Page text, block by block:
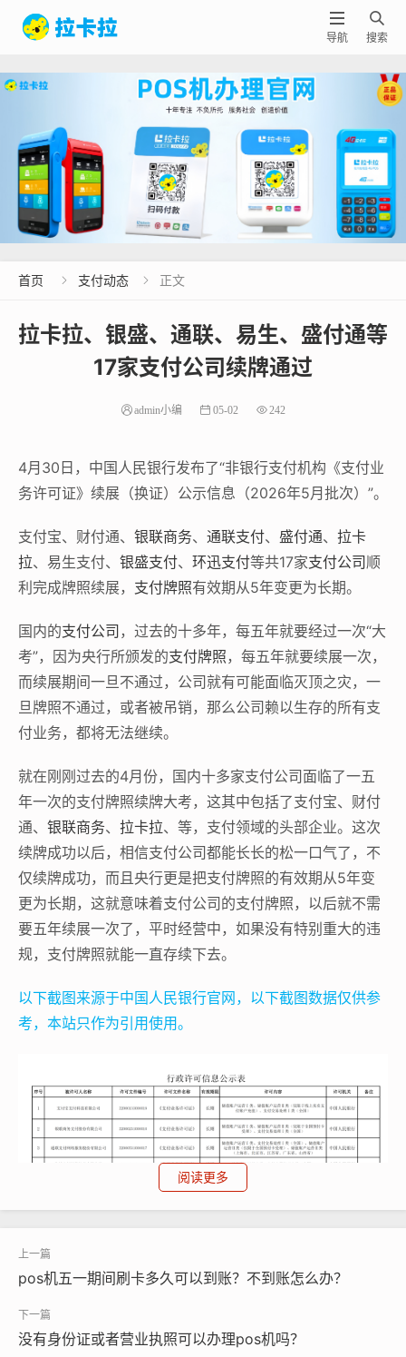

搜索

导航
首页  支付动态  正文
拉卡拉、银盛、通联、易生、盛付通等
17家支付公司续牌通过
admin小编 05-02 242
4月30日，中国人民银行发布了“非银行支付机构《支付业
务许可证》续展（换证）公示信息（2026年5月批次）”。
支付宝、财付通、 银联商务、 通联支付、 盛付通、 拉卡
拉、易生支付、 银盛支付、 环迅支付等共17家支付公司 顺
利完成牌照续展， 支付牌照有效期从5年变更为长期。
国内的支付公司 ，过去的十多年，每五年就要经过一次“大
考”，因为央行所颁发的支付牌照，每五年就要续展一次，
而续展期间一旦不通过，公司就有可能面临灭顶之灾，一
旦牌照不通过，或者被吊销，那么公司赖以生存的所有支
付业务，都将无法继续。
就在刚刚过去的4月份，国内十多家支付公司面临了一五
年一次的支付牌照续牌大考，这其中包括了支付宝、财付
通、 银联商务、 拉卡拉、等，支付领域的头部企业。这次
续牌成功以后，相信支付公司都能长长的松一口气了，不
仅续牌成功，而且央行更是把支付牌照的有效期从5年变
更为长期，这就意味着支付公司的支付牌照，以后就不需
要五年续展一次了，平时经营中，如果没有特别重大的违
规，支付牌照就能一直存续下去。
以下截图来源于中国人民银行官网，以下截图数据仅供参
考，本站只作为引用使用。
阅读更多
pos机五一期间刷卡多久可以到账？不到账怎么办？
没有身份证或者营业执照可以办理pos机吗？